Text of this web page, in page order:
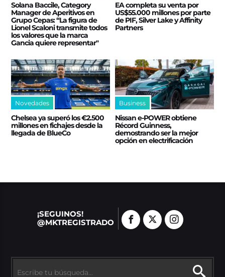
Solana Baccile, Category
Manager de Aperitivos en
Grupo Cepas: “La figura de
Lionel Scaloni transmite todos
los valores que la marca
Gancia quiere representar"
EA completa su venta por
US$55.000 millones por parte
de PIF, Silver Lake y Affinity
Partners
Novedades
Chelsea ya superó los €2.500
millones en fichajes desde la
llegada de BlueCo
Business
Nissan e‑POWER obtiene
Récord Guinness,
demostrando ser la mejor
opción en electrificación
¡SEGUINOS!
@MKTREGISTRADO